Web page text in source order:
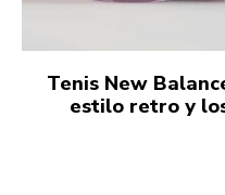
Tenis New
estilo retro y